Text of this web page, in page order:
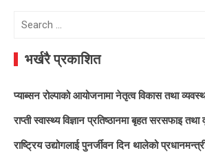
Search
भर्खरै प्रकाशित
प्याब्सन रोल्पाको आयोजनामा नेतृत्व विकास तथा
राप्ती स्वास्थ्य विज्ञान प्रतिष्ठानमा बृहत सरसफाइ तथा
राष्ट्रिय उद्योगलाई पुनर्जीवन दिन थालेको